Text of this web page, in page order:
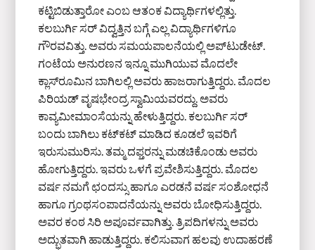
ಕಟ್ಟಿಬಿಡುತ್ತಾರೋ ಎಂಬ ಆತಂಕ ವಿದ್ಯಾರ್ಥಿಗಳಲ್ಲಿತ್ತು.
ಕಲಬುರ್ಗಿ ಸರ್ ವಿದ್ವತ್ತಿನ ಬಗ್ಗೆ ಎಲ್ಲ ವಿದ್ಯಾರ್ಥಿಗಳಿಗೂ
ಗೌರವವಿತ್ತು. ಅವರು ಸಮಯಪಾಲನೆಯಲ್ಲಿ ಅಪ್‌ಟುಡೇಟ್.
ಗಂಟೆಯ ಅನುರಣನ ಇನ್ನೂ ಮುಗಿಯುವ ಮೊದಲೇ
ಕ್ಲಾಸ್‌ರೂಮಿನ ಬಾಗಿಲಲ್ಲಿ ಅವರು ಹಾಜರಾಗುತ್ತಿದ್ದರು. ಮೊದಲ
ಪಿರಿಯಡ್ ವೃಷಭೇಂದ್ರ ಸ್ವಾಮಿಯವರದ್ದು. ಅವರು
ಕಾವ್ಯಮೀಮಾಂಸೆಯನ್ನು ಹೇಳುತ್ತಿದ್ದರು. ಕಲಬುರ್ಗಿ ಸರ್
ಬಂದು ಬಾಗಿಲು ಕಟ್‌ಕಟ್ ಮಾಡಿದ ಕೂಡಲೆ ಇವರಿಗೆ
ಇರುಸುಮುರಿಸು. ತಮ್ಮ ದಫ್ತರನ್ನು ಮಡಚಿಕೊಂಡು ಅವರು
ಹೋಗುತ್ತಿದ್ದರು. ಇವರು ಒಳಗೆ ಪ್ರವೇಶಿಸುತ್ತಿದ್ದರು. ಮೊದಲ
ವರ್ಷ ನಮಗೆ ಛಂದಸ್ಸು ಹಾಗೂ ಎರಡನೆ ವರ್ಷ ಸಂಶೋಧನೆ
ಹಾಗೂ ಗ್ರಂಥಸಂಪಾದನೆಯನ್ನು ಅವರು ಬೋಧಿಸುತ್ತಿದ್ದರು.
ಅವರ ಕಂಠ ಸಿರಿ ಅಪೂರ್ವವಾಗಿತ್ತು. ತ್ರಿಪದಿಗಳನ್ನು ಅವರು
ಅದ್ಭುತವಾಗಿ ಹಾಡುತ್ತಿದ್ದರು. ಕಲಿಸುವಾಗ ಹಲವು ಉದಾಹರಣೆ